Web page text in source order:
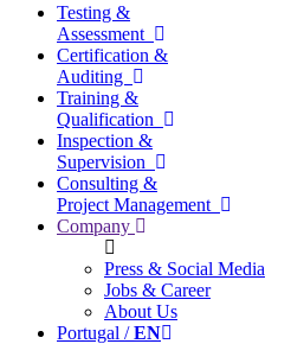
Testing &
Assessment
Certification &
Auditing
Training &
Qualification
Inspection &
Supervision
Consulting &
Project Management
Company
Press & Social Media
Jobs & Career
About Us
Portugal /EN